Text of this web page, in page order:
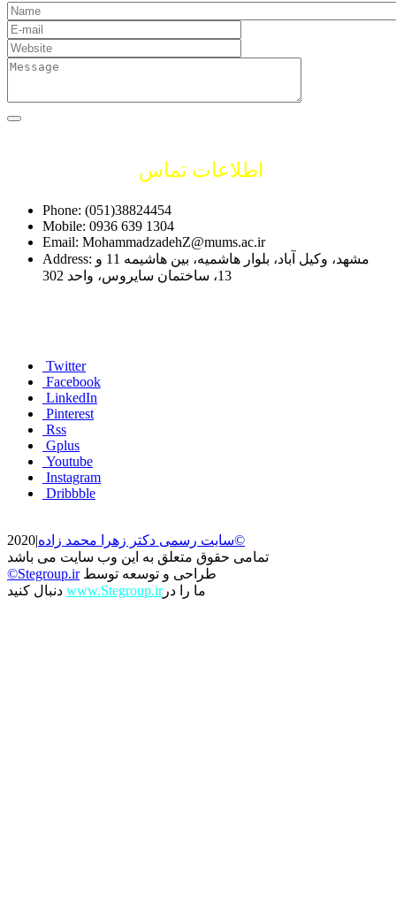
اطلاعات تماس
Phone: (051)38824454
Mobile: 0936 639 1304
Email: MohammadzadehZ@mums.ac.ir
Address: مشهد، وکیل آباد، بلوار هاشمیه، بین هاشیمه 11 و
13، ساختمان سایروس، واحد 302
Twitter
Facebook
LinkedIn
Pinterest
Rss
Gplus
Youtube
Instagram
Dribbble
2020|
سایت رسمی دکتر زهرا محمد زاده©
تمامی حقوق متعلق به این وب سایت می باشد
©Stegroup.ir طراحی و توسعه توسط
www.Stegroup.irما را در